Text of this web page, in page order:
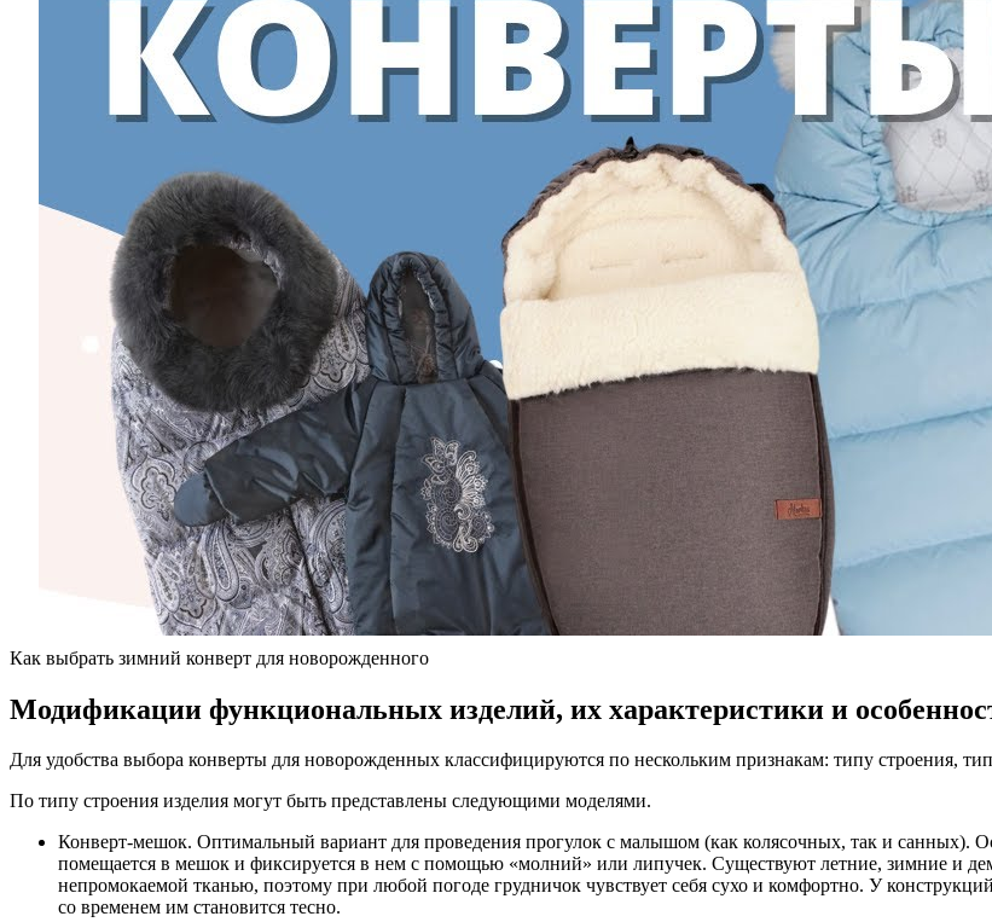
Как выбрать зимний конверт для новорожденного
Модификации функциональных изделий, их характеристики и
Для удобства выбора конверты для новорожденных классифицируются по нескольким признакам: типу строения,
По типу строения изделия могут быть представлены следующими моделями.
Конверт-мешок. Оптимальный вариант для проведения прогулок с малышом (как колясочных, так и санных).
помещается в мешок и фиксируется в нем с помощью «молний» или липучек. Существуют летние, зимние и
непромокаемой тканью, поэтому при любой погоде грудничок чувствует себя сухо и комфортно. У
со временем им становится тесно.